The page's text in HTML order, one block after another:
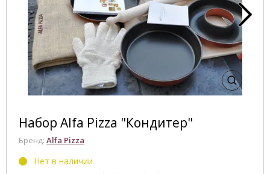
Набор Alfa Pizza "Кондитер"
Бренд: Alfa Pizza
Нет в наличии